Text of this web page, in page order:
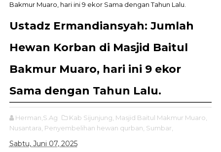
Bakmur Muaro, hari ini 9 ekor Sama dengan Tahun Lalu.
Ustadz Ermandiansyah: Jumlah
Hewan Korban di Masjid Baitul
Bakmur Muaro, hari ini 9 ekor
Sama dengan Tahun Lalu.
Herman,S.Ag Kab Sijunjung, Masjid Baitul Makmur Muaro,
Nusantara, Penyembelihan hewan qurban, Sumbar,
Sabtu, Juni 07, 2025